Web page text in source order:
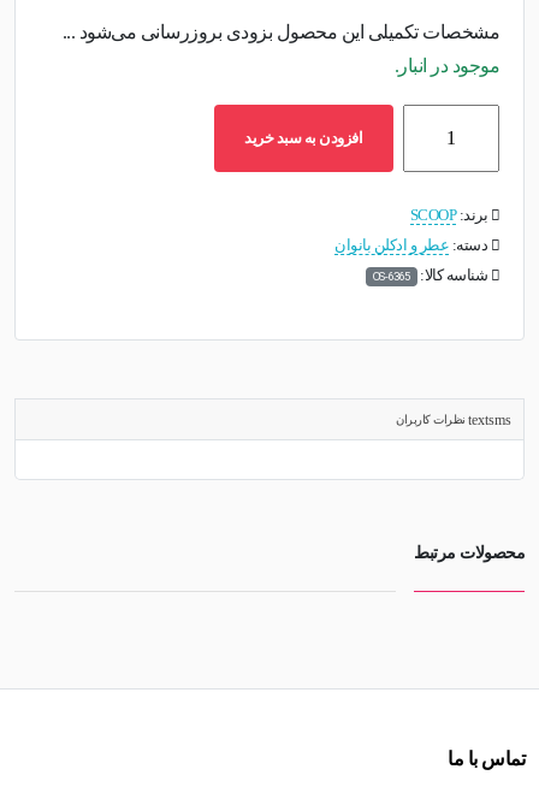
مشخصات تکمیلی این محصول بزودی بروزرسانی می‌شود ...
موجود در انبار.
اسکوپ
افزودن به سبد خرید
برند:SCOOP
دسته: عطر و ادکلن بانوان
شناسه کالا: OS-6365
نظرات کاربران
محصولات مرتبط
تماس با ما